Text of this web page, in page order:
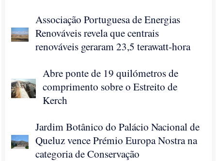
Associação Portuguesa de Energias
Renováveis revela que centrais
renováveis geraram 23,5 terawatt-hora
Abre ponte de 19 quilómetros de
comprimento sobre o Estreito de
Kerch
Jardim Botânico do Palácio Nacional de
Queluz vence Prémio Europa Nostra na
categoria de Conservação